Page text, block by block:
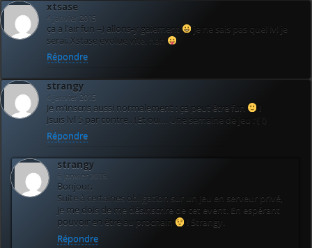
xtsase
4 janvier 2015
ça a l’air fun =) allons-y gaiement
je ne sais pas quel lvl je
serai, Xstase évolue vite, han
Répondre
strangy
4 janvier 2015
Je m’inscris aussi normalement : ça peut être fun
!
Jsuis lvl 5 par contre.. (Et oui… Une semaine de jeu :'( !)
Répondre
strangy
6 janvier 2015
Bonjour,
Suite à certaines obligation sur un jeu en serveur privé,
je me dois de me désinscrire de cet event. En espérant
pouvoir en être au prochain
! Strangy.
Répondre